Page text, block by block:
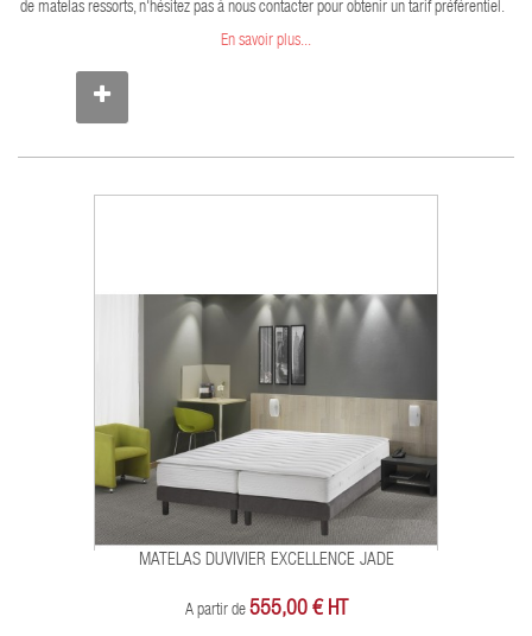
de matelas ressorts, n'hésitez pas à nous contacter pour obtenir un tarif préférentiel.
En savoir plus...
MATELAS DUVIVIER EXCELLENCE JADE
A partir de 555,00 € HT